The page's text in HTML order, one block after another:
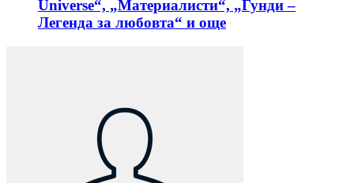
Universe“, „Материалисти“, „Гунди –
Легенда за любовта“ и още